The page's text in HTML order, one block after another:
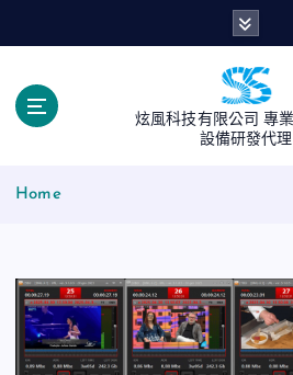
炫風科技有限公司 專
設備研發代理
Home